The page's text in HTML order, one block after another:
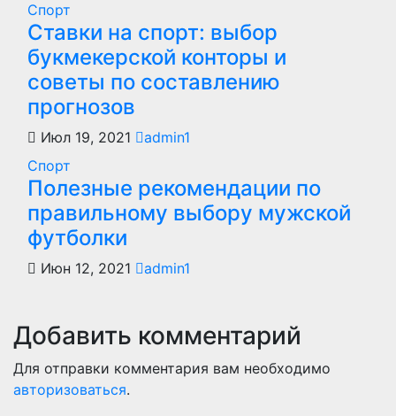
Спорт
Ставки на спорт: выбор
букмекерской конторы и
советы по составлению
прогнозов
Июл 19, 2021
admin1
Спорт
Полезные рекомендации по
правильному выбору мужской
футболки
Июн 12, 2021 admin1
Добавить комментарий
Для отправки комментария вам необходимо
авторизоваться.